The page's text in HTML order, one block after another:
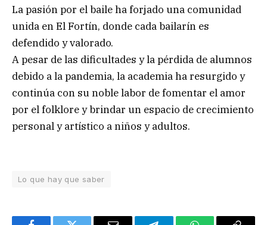
La pasión por el baile ha forjado una comunidad
unida en El Fortín, donde cada bailarín es
defendido y valorado.
A pesar de las dificultades y la pérdida de alumnos
debido a la pandemia, la academia ha resurgido y
continúa con su noble labor de fomentar el amor
por el folklore y brindar un espacio de crecimiento
personal y artístico a niños y adultos.
Lo que hay que saber